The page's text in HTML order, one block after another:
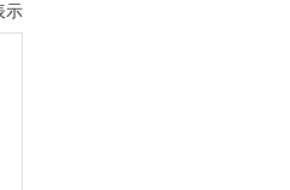
示